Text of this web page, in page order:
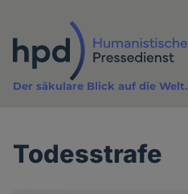
Inhalt
Der säkulare Blick auf die Welt.
Todesstrafe